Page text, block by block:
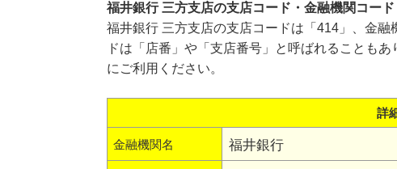
福井銀行 三方支店の支店コード・金融機関コード
福井銀行 三方支店の支店コードは「414」、金
ドは「店番」や「支店番号」と呼ばれることも
にご利用ください。
詳
金融機関名 福井銀行